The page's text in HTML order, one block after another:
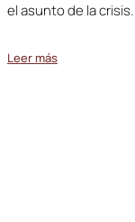
el asunto de la
Leer más